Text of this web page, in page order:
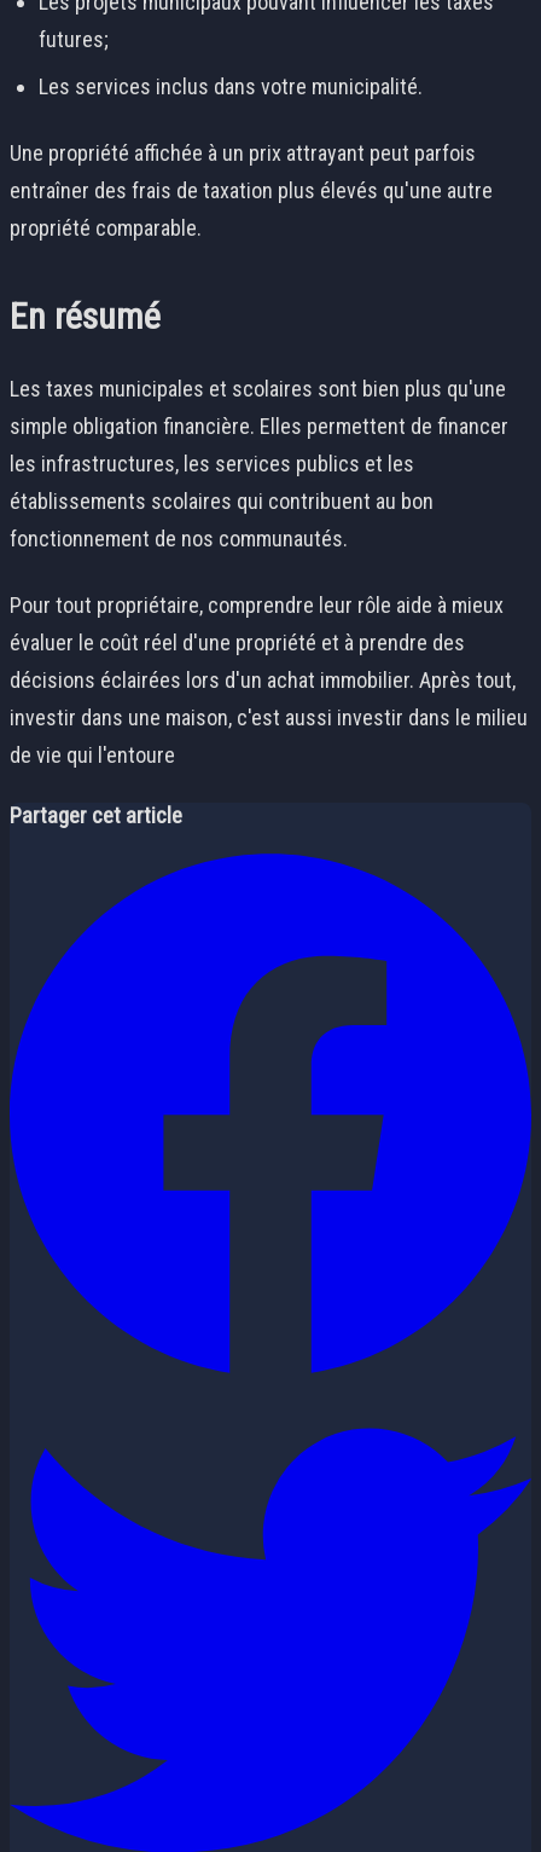
futures;
Les services inclus dans votre municipalité.
Une propriété affichée à un prix attrayant peut parfois
entraîner des frais de taxation plus élevés qu'une autre
propriété comparable.
En résumé
Les taxes municipales et scolaires sont bien plus qu'une
simple obligation financière. Elles permettent de financer
les infrastructures, les services publics et les
établissements scolaires qui contribuent au bon
fonctionnement de nos communautés.
Pour tout propriétaire, comprendre leur rôle aide à mieux
évaluer le coût réel d'une propriété et à prendre des
décisions éclairées lors d'un achat immobilier. Après tout,
investir dans une maison, c'est aussi investir dans le milieu
de vie qui l'entoure
Partager cet article